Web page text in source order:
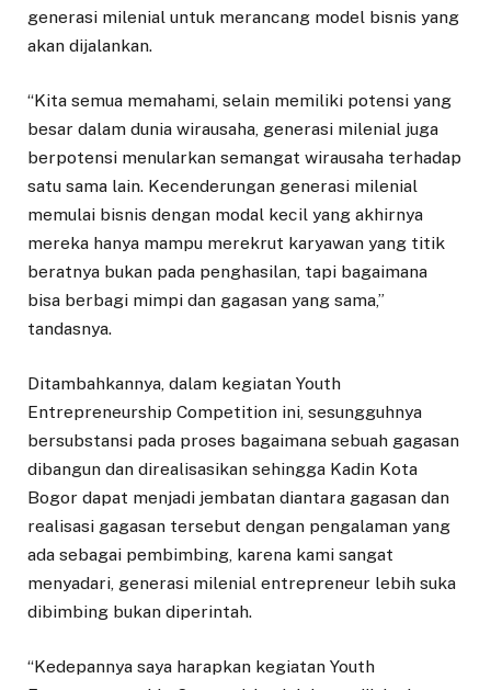
generasi milenial untuk merancang model bisnis yang
akan dijalankan.
“Kita semua memahami, selain memiliki potensi yang
besar dalam dunia wirausaha, generasi milenial juga
berpotensi menularkan semangat wirausaha terhadap
satu sama lain. Kecenderungan generasi milenial
memulai bisnis dengan modal kecil yang akhirnya
mereka hanya mampu merekrut karyawan yang titik
beratnya bukan pada penghasilan, tapi bagaimana
bisa berbagi mimpi dan gagasan yang sama,”
tandasnya.
Ditambahkannya, dalam kegiatan Youth
Entrepreneurship Competition ini, sesungguhnya
bersubstansi pada proses bagaimana sebuah gagasan
dibangun dan direalisasikan sehingga Kadin Kota
Bogor dapat menjadi jembatan diantara gagasan dan
realisasi gagasan tersebut dengan pengalaman yang
ada sebagai pembimbing, karena kami sangat
menyadari, generasi milenial entrepreneur lebih suka
dibimbing bukan diperintah.
“Kedepannya saya harapkan kegiatan Youth